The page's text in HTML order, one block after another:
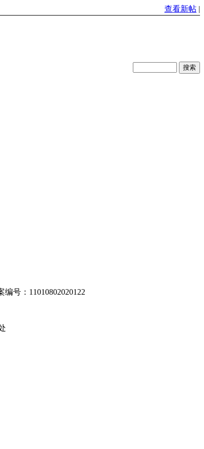
查看新帖 |
号：11010802020122